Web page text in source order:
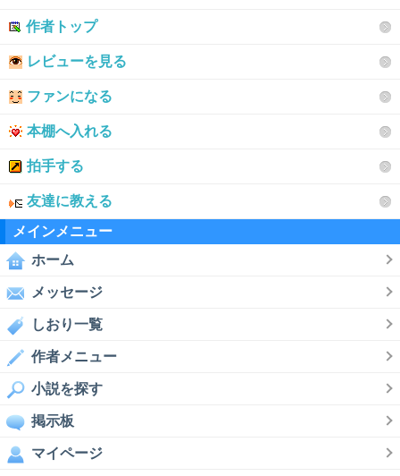
作者トップ
レビューを見る
ファンになる
本棚へ入れる
拍手する
友達に教える
メインメニュー
ホーム
メッセージ
しおり一覧
作者メニュー
小説を探す
掲示板
マイページ